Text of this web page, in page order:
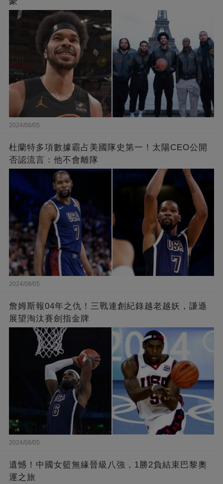
2024/08/05
杜蘭特多項數據霸占美國隊史第一！太陽CEO公開
否認流言：他不會離隊
2024/08/05
詹姆斯報04年之仇！三戰連創紀錄越老越妖，謙遜
展望淘汰賽劍指金牌
2024/08/05
遺憾！中國女籃無緣晉級八強，1勝2負結束巴黎奧
運之旅